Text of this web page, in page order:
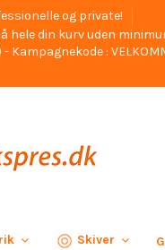
og private!
hele din kurv uden
:
Skiver